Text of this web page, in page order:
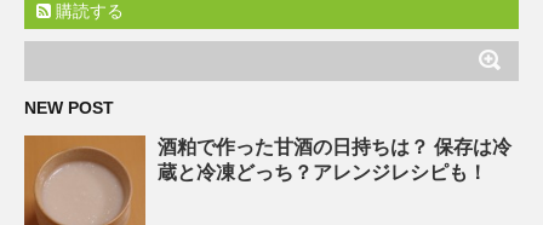
購読する
NEW POST
酒粕で作った甘酒の日持ちは？ 保存は冷
蔵と冷凍どっち？アレンジレシピも！